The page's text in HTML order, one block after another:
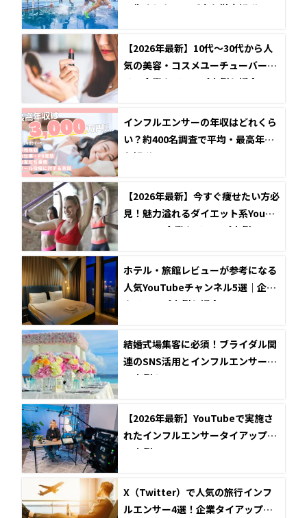
と失敗しない選び方を徹底解説
【2026年最新】10代～30代から人
気の美容・コスメユーチューバーと
は？企業タイアップ事例も紹介
インフルエンサーの年収はどれくら
い？約400名調査で平均・最高年収
を解説
【2026年最新】今すぐ痩せたい方必
見！魅力溢れるダイエット系YouTu
ber5選と企業タイアップ事例
ホテル・旅館レビューが参考になる
人気YouTubeチャンネル5選｜企業
タイアップ事例も紹介
結婚式場集客に必須！ブライダル関
連のSNS活用とインフルエンサー成
功事例まとめ
【2026年最新】YouTubeで実施さ
れたインフルエンサータイアップ成
功事例5選
X（Twitter）で人気の旅行インフ
ルエンサー4選！企業タイアップ投